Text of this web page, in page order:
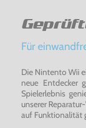
Für
Die Nintento Wii
neue Entdecker
Spielerlebnis
unserer
auf Funktionalität